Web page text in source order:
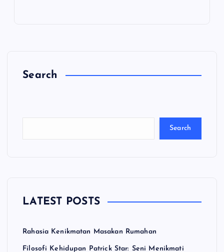
Search
C
Search
LATEST POSTS
Rahasia Kenikmatan Masakan Rumahan
Filosofi Kehidupan Patrick Star: Seni Menikmati